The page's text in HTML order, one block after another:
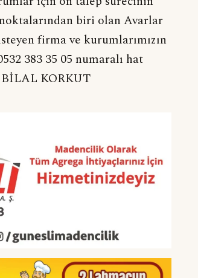
biri olan Avarlar
firma ve kurumlarımızın
383 35 05 numaralı hat
KORKUT